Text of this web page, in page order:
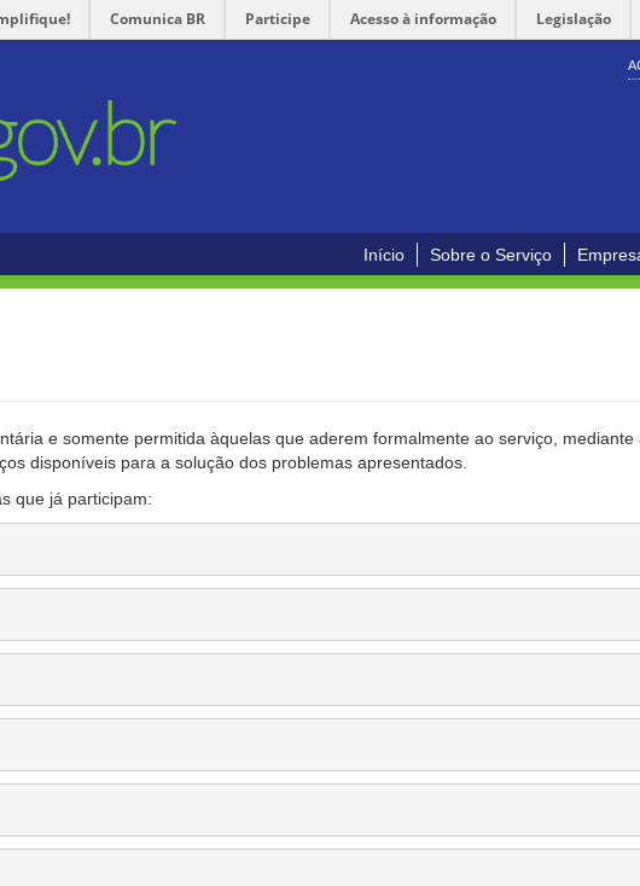
Comunica BR Participe Acesso à informação Legislação
Início Sobre o Serviço
e somente permitida àquelas que aderem formalmente ao serviço,
disponíveis para a solução dos problemas apresentados.
que já participam: